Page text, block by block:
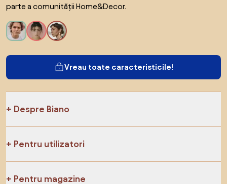
parte a comunității Home&Decor.
Vreau toate caracteristicile!
Despre Biano
Pentru utilizatori
Pentru magazine